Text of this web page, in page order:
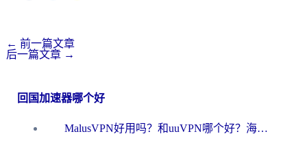
← 前一篇文章
后一篇文章 →
回国加速器哪个好
MalusVPN好用吗？和uuVPN哪个好？海外党无缝访问国内资源的真实对比与选择指南